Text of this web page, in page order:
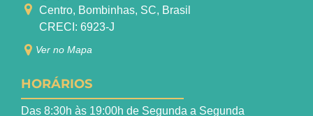
Centro, Bombinhas, SC, Brasil
CRECI: 6923-J
Ver no Mapa
HORÁRIOS
Das 8:30h às 19:00h de Segunda a Segunda